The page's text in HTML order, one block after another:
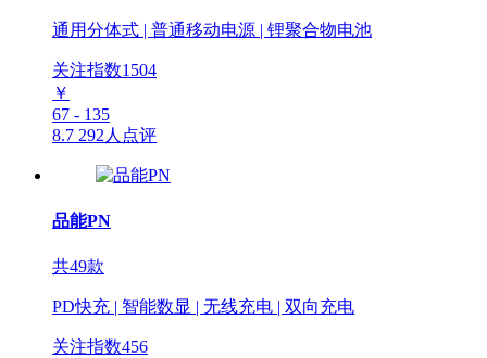
通用分体式 | 普通移动电源 | 锂聚合物电池
关注指数1504
￥
67 - 135
8.7 292人点评
品能PN
共49款
PD快充 | 智能数显 | 无线充电 | 双向充电
关注指数456